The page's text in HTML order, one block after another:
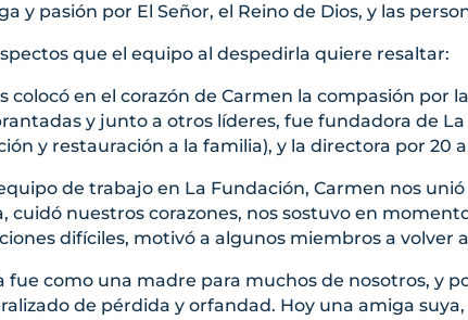
y pasión por El Señor, el Reino de Dios, y las
que el equipo al despedirla quiere resaltar:
colocó en el corazón de Carmen la compasión por
y junto a otros líderes, fue fundadora de
y restauración a la familia), y la directora por 20
de trabajo en La Fundación, Carmen nos
cuidó nuestros corazones, nos sostuvo en
difíciles, motivó a algunos miembros a volver
fue como una madre para muchos de nosotros, y
de pérdida y orfandad. Hoy una amiga